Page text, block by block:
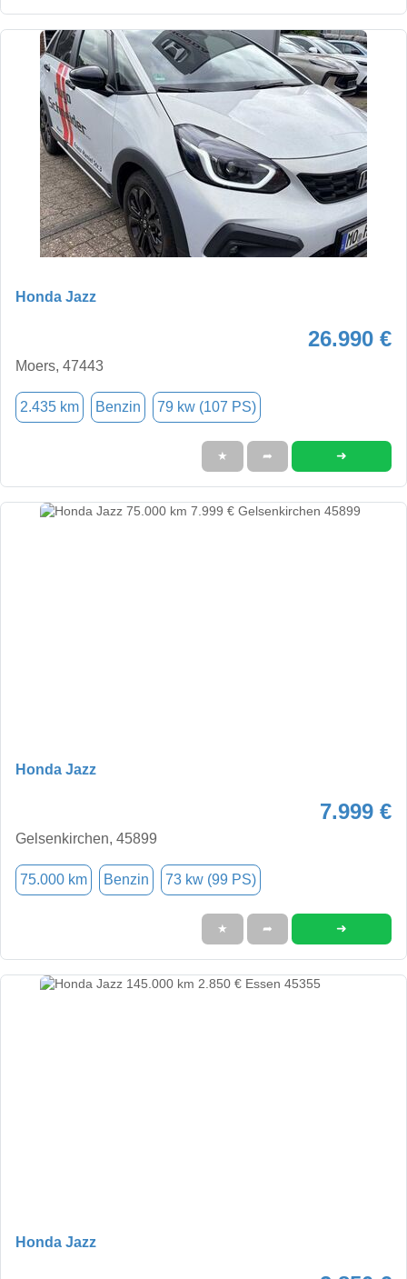
Honda Jazz
26.990 €
Moers, 47443
2.435 km Benzin 79 kw (107 PS)
★ ➦ ➜
Honda Jazz
7.999 €
Gelsenkirchen, 45899
75.000 km Benzin 73 kw (99 PS)
★ ➦ ➜
Honda Jazz